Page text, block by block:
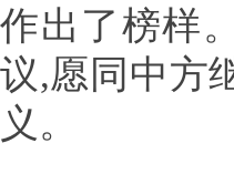
作出了榜样
议,愿同中方
义。